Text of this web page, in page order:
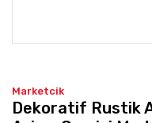
Marketcik
Dekoratif Rustik